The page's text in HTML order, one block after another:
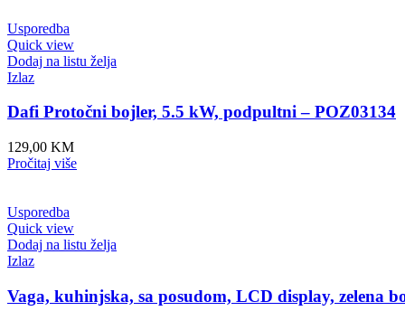
Usporedba
Quick view
Dodaj na listu želja
Izlaz
Dafi Protočni bojler, 5.5 kW, podpultni – POZ03134
129,00 KM
Pročitaj više
Usporedba
Quick view
Dodaj na listu želja
Izlaz
Vaga, kuhinjska, sa posudom, LCD display, zelena